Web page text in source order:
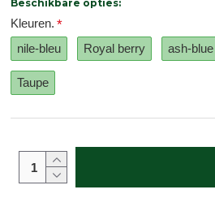
Beschikbare opties:
Kleuren.
nile-bleu
Royal berry ash-blue
Taupe